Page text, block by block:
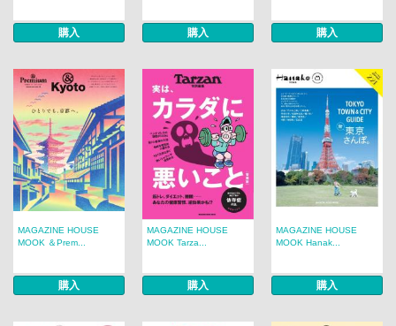
購入 購入 購入
MAGAZINE HOUSE
MOOK ＆Prem...
購入
MAGAZINE HOUSE
MOOK Tarza...
購入
MAGAZINE HOUSE
MOOK Hanak...
購入